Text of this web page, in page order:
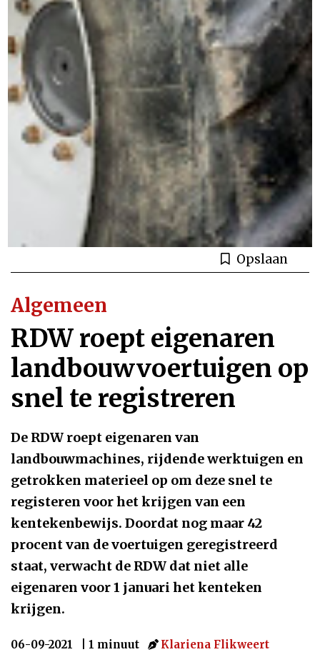
Opslaan
Algemeen
RDW roept eigenaren
landbouwvoertuigen op
snel te registreren
De RDW roept eigenaren van
landbouwmachines, rijdende werktuigen en
getrokken materieel op om deze snel te
registeren voor het krijgen van een
kentekenbewijs. Doordat nog maar 42
procent van de voertuigen geregistreerd
staat, verwacht de RDW dat niet alle
eigenaren voor 1 januari het kenteken
krijgen.
06-09-2021 | 1 minuut Klariena Flikweert